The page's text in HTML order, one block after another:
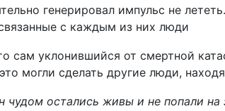
генерировал импульс не
с каждым из них люди
сам уклонившийся от смертной
могли сделать другие люди,
остались живы и не попали на